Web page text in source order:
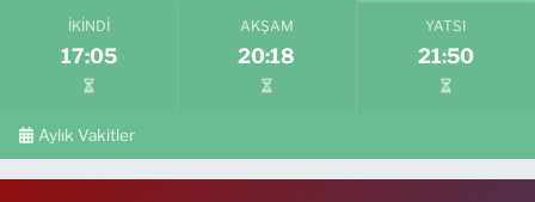
İKINDI
17:05
AKŞAM
20:18
YATSI
21:50
Aylık Vakitler